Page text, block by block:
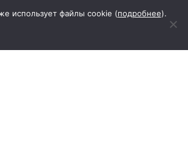
использует файлы cookie (подробнее).